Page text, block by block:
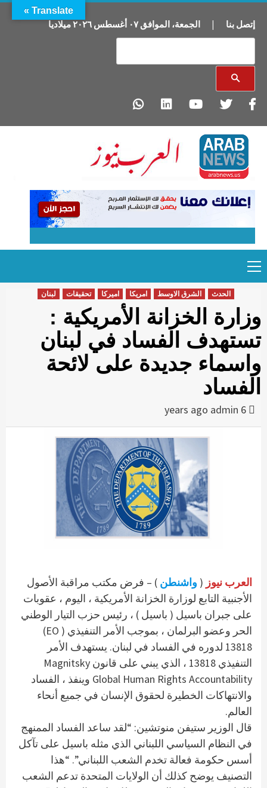
إتصل بنا | الجمعة، الموافق٠٧ أغسطس ٢٠٢٦ميلاديا
to
content
Menu
الحدث الشرق الاوسط امريكا اميركا تحقيقات لبنان
وزارة الخزانة الأمريكية :
تستهدف الفساد في لبنان
واسماء جديدة على لائحة
الفساد
admin
العرب نيوز ( واشنطن ) – فرض مكتب مراقبة الأصول
الأجنبية التابع لوزارة الخزانة الأمريكية ، اليوم ، عقوبات
على جبران باسيل ( باسيل ) ، رئيس حزب التيار الوطني
الحر وعضو البرلمان ، بموجب الأمر التنفيذي ( EO)
13818 لدوره في الفساد في لبنان. يستهدف الأمر
التنفيذي 13818 ، الذي يبني على قانون Magnitsky
Global Human Rights Accountability وينفذ ، الفساد
والانتهاكات الخطيرة لحقوق الإنسان في جميع أنحاء
العالم.
قال الوزير ستيفن منوتشين: “لقد ساعد الفساد الممنهج
في النظام السياسي اللبناني الذي مثله باسيل على تآكل
أسس حكومة فعالة تخدم الشعب اللبناني”. “هذا
التصنيف يوضح كذلك أن الولايات المتحدة تدعم الشعب
Translate »